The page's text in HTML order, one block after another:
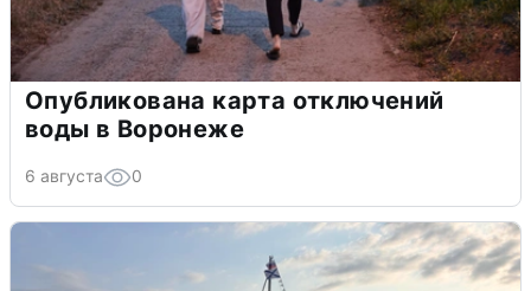
Опубликована карта отключений
воды в Воронеже
6 августа 0